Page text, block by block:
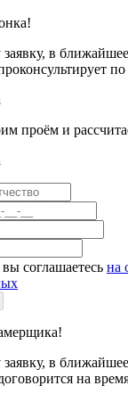
в
проём и
соглашаетесь на
в
на